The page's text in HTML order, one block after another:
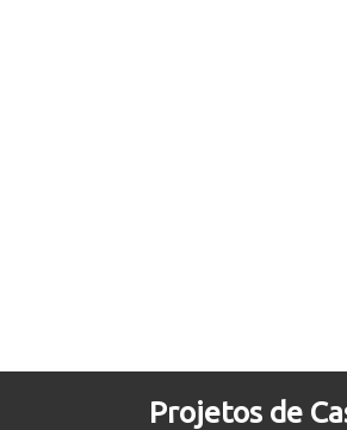
Projetos de